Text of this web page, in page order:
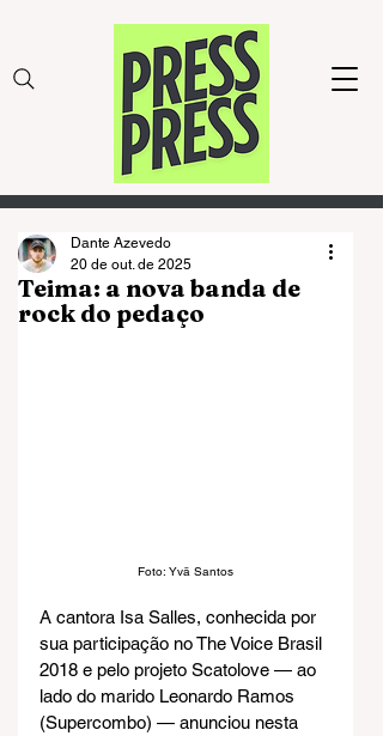
Teima: a nova banda de
rock do pedaço
Dante Azevedo
20 de out. de 2025
Foto: Yvã Santos
A cantora Isa Salles, conhecida por
sua participação no The Voice Brasil
2018 e pelo projeto Scatolove — ao
lado do marido Leonardo Ramos
(Supercombo) — anunciou nesta